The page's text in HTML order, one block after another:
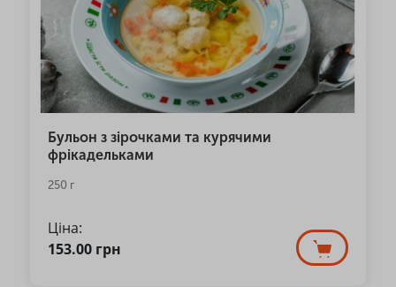
Бульон з зірочками та курячими
фрікадельками
250 г
Ціна:
153.00 грн